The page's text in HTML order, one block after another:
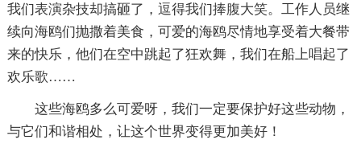
我们表演杂技却搞砸了，逗得我们捧腹大笑。工作人员继
续向海鸥们抛撒着美食，可爱的海鸥尽情地享受着大餐带
来的快乐，他们在空中跳起了狂欢舞，我们在船上唱起了
欢乐歌……
这些海鸥多么可爱呀，我们一定要保护好这些动物，
与它们和谐相处，让这个世界变得更加美好！